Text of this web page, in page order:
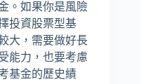
。如果你是風險
投資股票型基
大，需要做好長
能力，也要考慮
基金的歷史績